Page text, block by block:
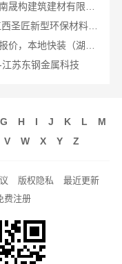
国内专业室内装修怎么样|江西圣匠新型环保材料有限公司一站式整装
苏东钢金属科技
G H I J K L
M
V W X Y Z
版权隐私
最近更新
费注册